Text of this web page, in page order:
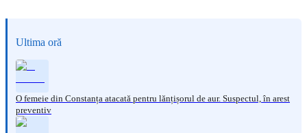
Ultima oră
O femeie din Constanța atacată pentru lănțișorul de aur. Suspectul, în arest
preventiv